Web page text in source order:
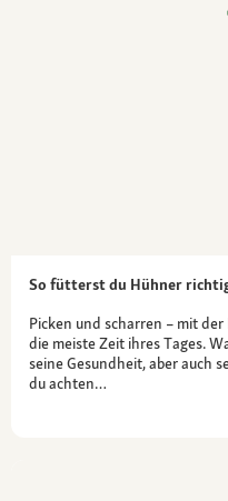
So fütterst du Hühner
Picken und scharren – mit
die meiste Zeit ihres Tages.
seine Gesundheit, aber auch
du achten…